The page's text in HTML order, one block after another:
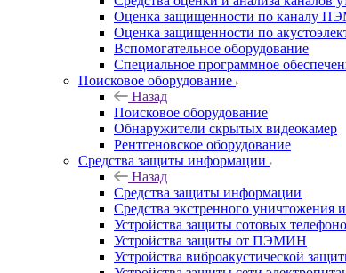
Оценка защищенности по каналу
Оценка защищенности по
Вспомогательное оборудование
Специальное программное
Поисковое оборудование
Назад
Поисковое оборудование
Обнаружители скрытых видеокамер
Рентгеновское оборудование
Средства защиты информации
Назад
Средства защиты информации
Средства экстренного уничтожения
Устройства защиты сотовых
Устройства защиты от ПЭМИН
Устройства виброакустической